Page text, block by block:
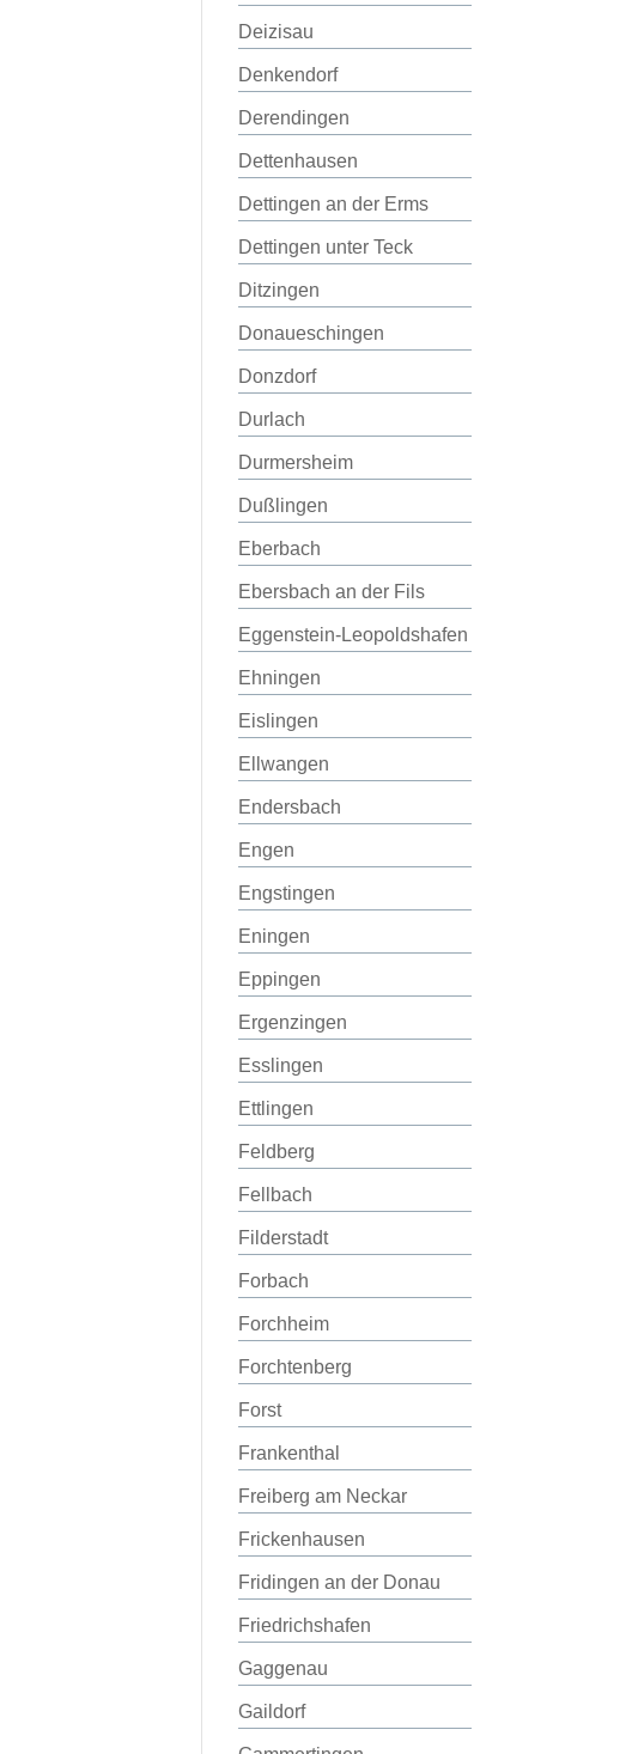
Deizisau
Denkendorf
Derendingen
Dettenhausen
Dettingen an der Erms
Dettingen unter Teck
Ditzingen
Donaueschingen
Donzdorf
Durlach
Durmersheim
Dußlingen
Eberbach
Ebersbach an der Fils
Eggenstein-Leopoldshafen
Ehningen
Eislingen
Ellwangen
Endersbach
Engen
Engstingen
Eningen
Eppingen
Ergenzingen
Esslingen
Ettlingen
Feldberg
Fellbach
Filderstadt
Forbach
Forchheim
Forchtenberg
Forst
Frankenthal
Freiberg am Neckar
Frickenhausen
Fridingen an der Donau
Friedrichshafen
Gaggenau
Gaildorf